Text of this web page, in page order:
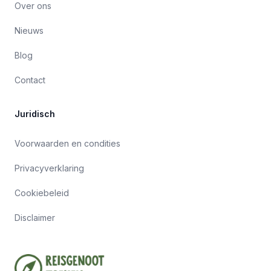
Over ons
Nieuws
Blog
Contact
Juridisch
Voorwaarden en condities
Privacyverklaring
Cookiebeleid
Disclaimer